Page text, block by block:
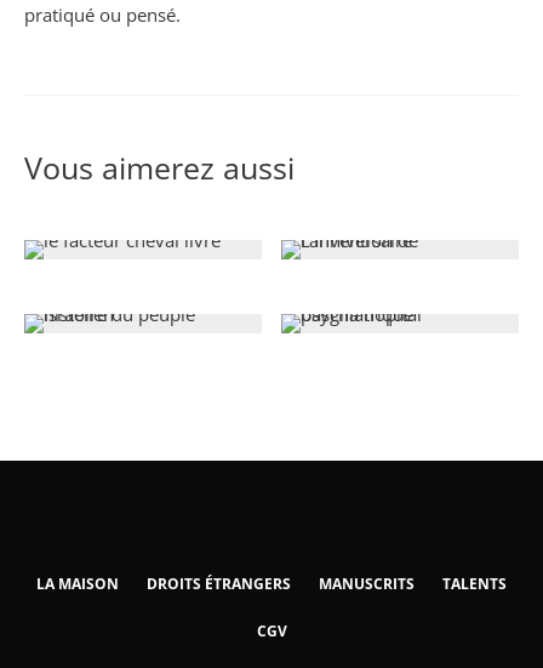
pratiqué ou pensé.
Vous aimerez aussi
LA MAISON DROITS ÉTRANGERS MANUSCRITS TALENTS
CGV